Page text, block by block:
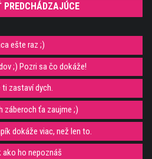
PREDCHÁDZAJÚCE
ešte raz ;)
;) Pozri sa čo dokáže!
zastaví dych.
záberoch ťa zaujme ;)
dokáže viac, než len to.
ako ho nepoznáš